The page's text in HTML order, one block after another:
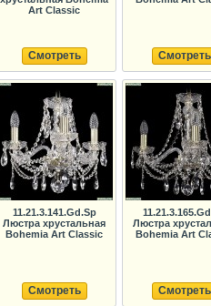
Art Classic
Смотреть Смотреть
11.21.3.141.Gd.Sp
Люстра хрустальная
Bohemia Art Classic
Смотреть
Люстра
Bohemia Art
Смотреть